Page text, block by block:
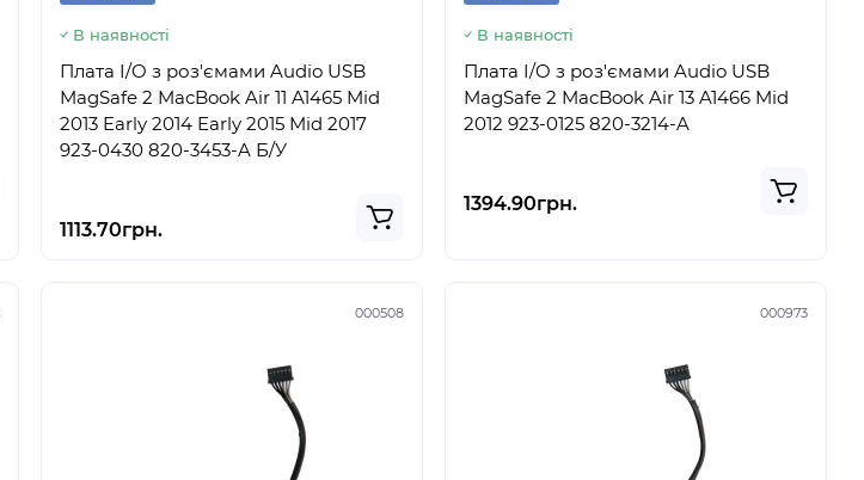
В наявності
Плата I/O з роз'ємами Audio USB
MagSafe 2 MacBook Air 11 A1465 Mid
2013 Early 2014 Early 2015 Mid 2017
923-0430 820-3453-A Б/У
1113.70грн.
В наявності
Плата I/O з роз'ємами Audio USB
MagSafe 2 MacBook Air 13 A1466 Mid
2012 923-0125 820-3214-A
1394.90грн.
000508 000973